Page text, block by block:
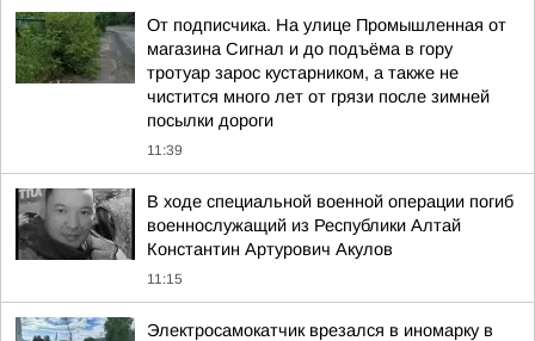
От подписчика. На улице Промышленная от
магазина Сигнал и до подъёма в гору
тротуар зарос кустарником, а также не
чистится много лет от грязи после зимней
посылки дороги
11:39
В ходе специальной военной операции погиб
военнослужащий из Республики Алтай
Константин Артурович Акулов
11:15
Электросамокатчик врезался в иномарку в